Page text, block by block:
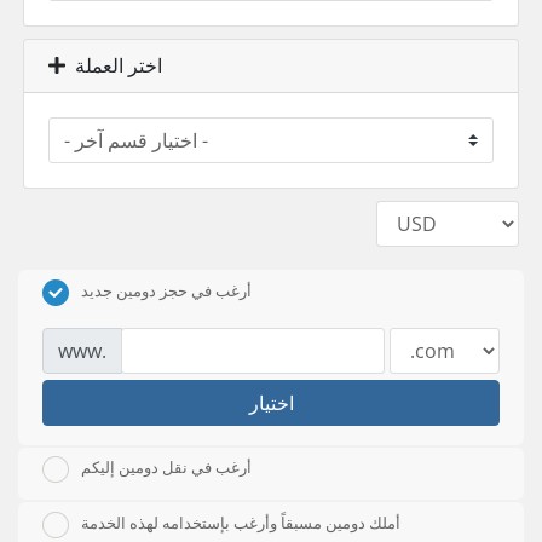
اختر العملة
أرغب في حجز دومين جديد
www.
اختيار
أرغب في نقل دومين إليكم
أملك دومين مسبقاً وأرغب بإستخدامه لهذه الخدمة